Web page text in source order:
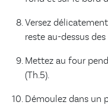
Versez
reste au-dessus des
Mettez au four
(Th.5).
Démoulez dans un